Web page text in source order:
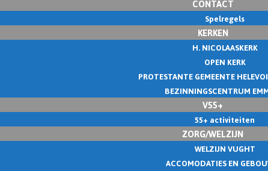
Spelregels
KERKEN
H. NICOLAASKERK
OPEN KERK
PROTESTANTE GEMEENTE
BEZINNINGSCENTRUM
V55+
55+ activiteiten
ZORG/WELZIJN
WELZIJN VUGHT
ACCOMODATIES EN